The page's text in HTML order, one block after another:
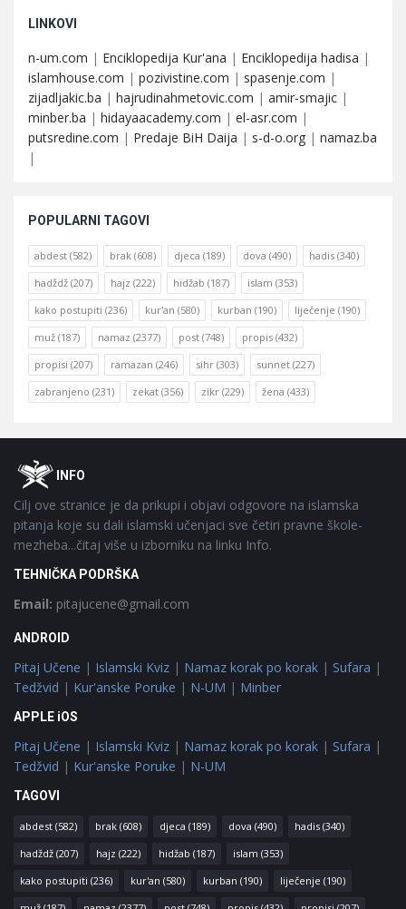
LINKOVI
n-um.com | Enciklopedija Kur'ana | Enciklopedija hadisa |
islamhouse.com | pozivistine.com | spasenje.com |
zijadljakic.ba | hajrudinahmetovic.com | amir-smajic |
minber.ba | hidayaacademy.com | el-asr.com |
putsredine.com | Predaje BiH Daija | s-d-o.org | namaz.ba
|
POPULARNI TAGOVI
abdest (582) brak (608) djeca (189) dova (490) hadis (340)
hadždž (207) hajz (222) hidžab (187) islam (353)
kako postupiti (236) kur'an (580) kurban (190) liječenje (190)
muž (187) namaz (2377) post (748) propis (432)
propisi (207) ramazan (246) sihr (303) sunnet (227)
zabranjeno (231) zekat (356) zikr (229) žena (433)
FooterOINFO
Cilj ove stranice je da prikupi i objavi odgovore na islamska
pitanja koje su dali islamski učenjaci sve četiri pravne škole-
mezheba...čitaj više u izborniku na linku Info.
TEHNIČKA PODRŠKA
Email: pitajucene@gmail.com
ANDROID
Pitaj Učene | Islamski Kviz | Namaz korak po korak | Sufara |
Tedžvid | Kur'anske Poruke | N-UM | Minber
APPLE iOS
Pitaj Učene | Islamski Kviz | Namaz korak po korak | Sufara |
Tedžvid | Kur'anske Poruke | N-UM
TAGOVI
abdest (582) brak (608) djeca (189) dova (490) hadis (340)
hadždž (207) hajz (222) hidžab (187) islam (353)
kako postupiti (236) kur'an (580) kurban (190) liječenje (190)